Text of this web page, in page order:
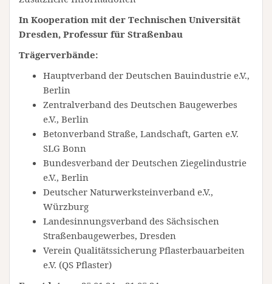
In Kooperation mit der Technischen Universität
Dresden, Professur für Straßenbau
Trägerverbände:
Hauptverband der Deutschen Bauindustrie e.V.,
Berlin
Zentralverband des Deutschen Baugewerbes
e.V., Berlin
Betonverband Straße, Landschaft, Garten e.V.
SLG Bonn
Bundesverband der Deutschen Ziegelindustrie
e.V., Berlin
Deutscher Naturwerksteinverband e.V.,
Würzburg
Landesinnungsverband des Sächsischen
Straßenbaugewerbes, Dresden
Verein Qualitätssicherung Pflasterbauarbeiten
e.V. (QS Pflaster)